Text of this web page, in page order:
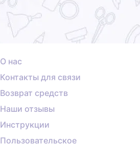
О нас
Контакты для связи
Возврат средств
Наши отзывы
Инструкции
Пользовательское